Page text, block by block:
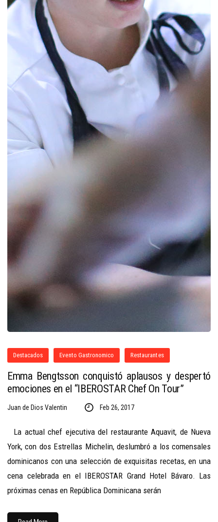
Destacados Evento Gastronomico Restaurantes
Emma Bengtsson conquistó aplausos y despertó
emociones en el “IBEROSTAR Chef On Tour”
Juan de Dios Valentin Feb 26, 2017
La actual chef ejecutiva del restaurante Aquavit, de Nueva
York, con dos Estrellas Michelin, deslumbró a los comensales
dominicanos con una selección de exquisitas recetas, en una
cena celebrada en el IBEROSTAR Grand Hotel Bávaro. Las
próximas cenas en República Dominicana serán